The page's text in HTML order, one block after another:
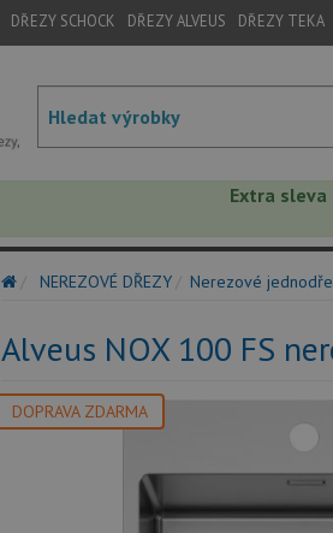
DŘEZY SCHOCK DŘEZY ALVEUS DŘEZY TEKA
Extra sleva
NEREZOVÉ DŘEZY Nerezové
Alveus NOX 100 FS
DOPRAVA ZDARMA